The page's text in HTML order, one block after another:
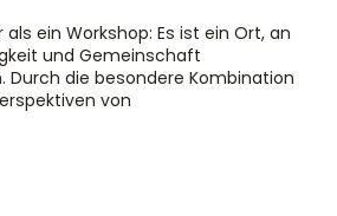
ein Workshop: Es ist ein Ort, an
und Gemeinschaft
die besondere Kombination
von